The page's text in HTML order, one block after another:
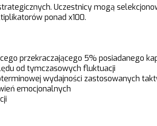
Uczestnicy mogą
ponad x100.
przekraczającego 5% posiadanego
od tymczasowych fluktuacji
wydajności zastosowanych
emocjonalnych